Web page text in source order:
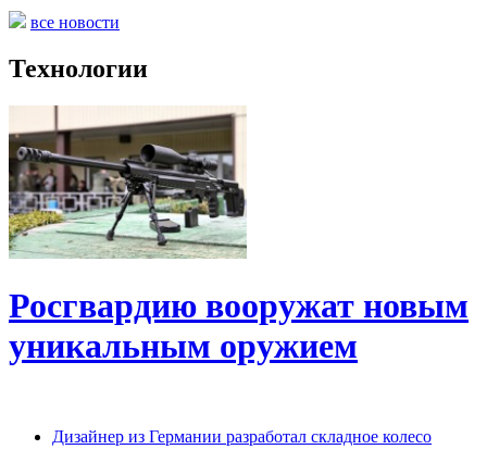
все новости
Технологии
Росгвардию вооружат новым
уникальным оружием
Дизайнер из Германии разработал складное колесо